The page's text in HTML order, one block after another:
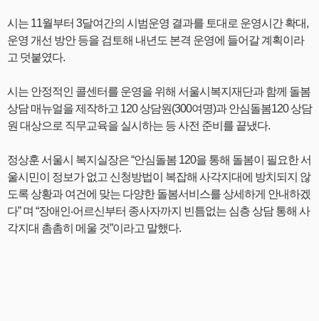
시는 11월부터 3달여간의 시범운영 결과를 토대로 운영시간 확대,
운영 개선 방안 등을 검토해 내년도 본격 운영에 들어갈 계획이라
고 덧붙였다.
시는 안정적인 콜센터를 운영을 위해 서울시복지재단과 함께 돌봄
상담 매뉴얼을 제작하고 120 상담원(300여명)과 안심돌봄120 상담
원 대상으로 직무교육을 실시하는 등 사전 준비를 끝냈다.
정상훈 서울시 복지실장은 “안심돌봄 120을 통해 돌봄이 필요한 서
울시민이 정보가 없고 신청방법이 복잡해 사각지대에 방치되지 않
도록 상황과 여건에 맞는 다양한 돌봄서비스를 상세하게 안내하겠
다” 며 “장애인‧어르신부터 종사자까지 빈틈없는 심층 상담 통해 사
각지대 촘촘히 메울 것”이라고 말했다.